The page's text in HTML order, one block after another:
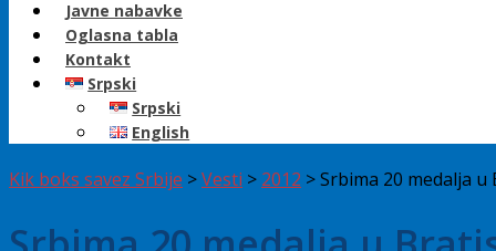
Javne nabavke
Oglasna tabla
Kontakt
Srpski
Srpski
English
Kik boks savez Srbije >Vesti > 2012 >Srbima 20 medalja u